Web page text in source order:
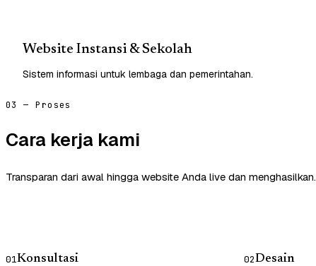
Website Instansi & Sekolah
Sistem informasi untuk lembaga dan pemerintahan.
03 — Proses
Cara kerja kami
Transparan dari awal hingga website Anda live dan menghasilkan.
01Konsultasi
02Desain